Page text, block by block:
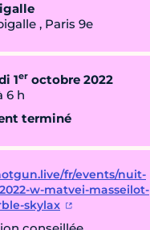
, Paris 9e
1er octobre 2022
6 h
terminé
fr/events/nuit-
w-matvei-masseilot-
skylax